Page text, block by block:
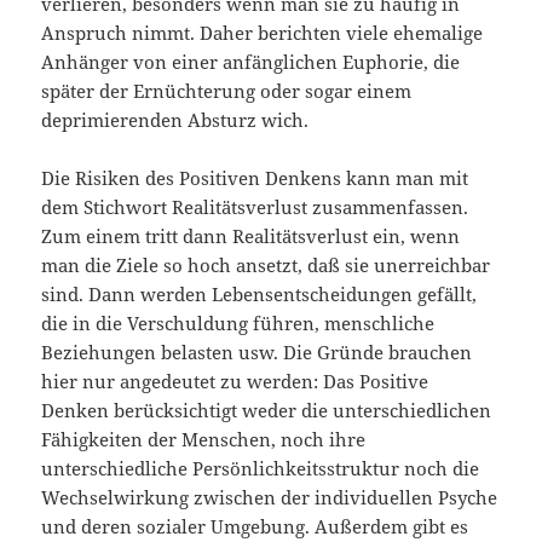
Anspruch nimmt. Daher berichten viele ehemalige
Anhänger von einer anfänglichen Euphorie, die
später der Ernüchterung oder sogar einem
deprimierenden Absturz wich.
Die Risiken des Positiven Denkens kann man mit
dem Stichwort Realitätsverlust zusammenfassen.
Zum einem tritt dann Realitätsverlust ein, wenn
man die Ziele so hoch ansetzt, daß sie unerreichbar
sind. Dann werden Lebensentscheidungen gefällt,
die in die Verschuldung führen, menschliche
Beziehungen belasten usw. Die Gründe brauchen
hier nur angedeutet zu werden: Das Positive
Denken berücksichtigt weder die unterschiedlichen
Fähigkeiten der Menschen, noch ihre
unterschiedliche Persönlichkeitsstruktur noch die
Wechselwirkung zwischen der individuellen Psyche
und deren sozialer Umgebung. Außerdem gibt es